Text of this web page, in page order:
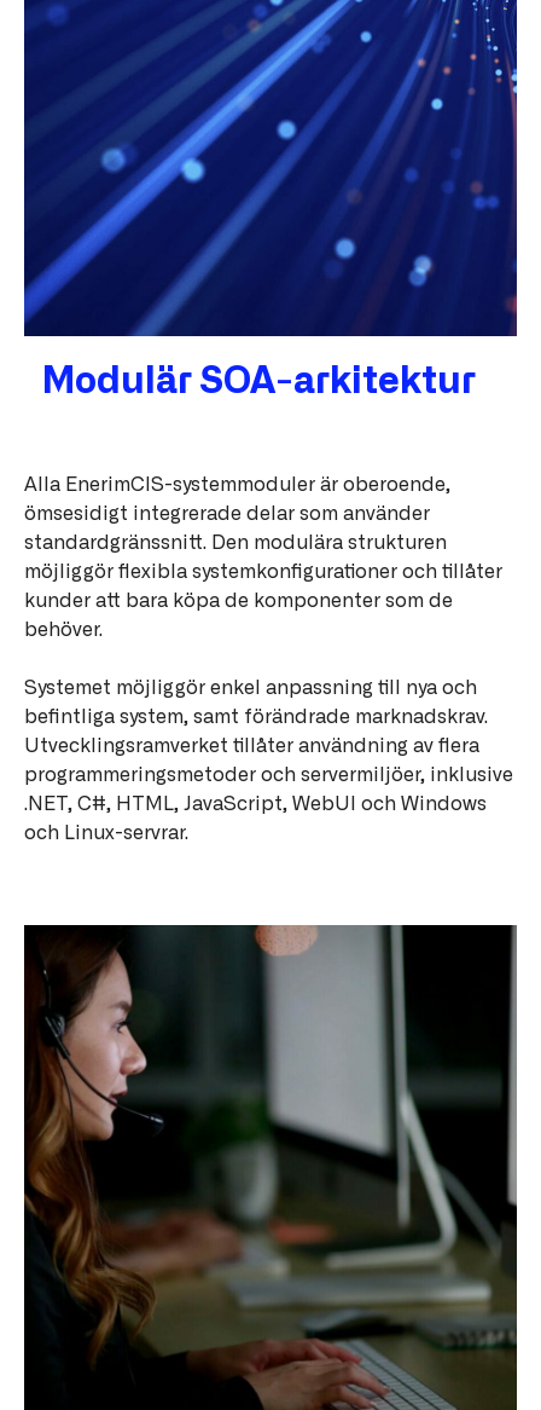
Modulär SOA-arkitektur
Alla EnerimCIS-systemmoduler är oberoende,
ömsesidigt integrerade delar som använder
standardgränssnitt. Den modulära strukturen
möjliggör flexibla systemkonfigurationer och tillåter
kunder att bara köpa de komponenter som de
behöver.
Systemet möjliggör enkel anpassning till nya och
befintliga system, samt förändrade marknadskrav.
Utvecklingsramverket tillåter användning av flera
programmeringsmetoder och servermiljöer, inklusive
.NET, C#, HTML, JavaScript, WebUI och Windows
och Linux-servrar.